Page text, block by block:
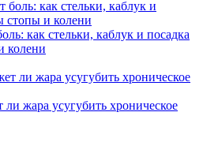
как стельки, каблук и посадка
колени
жара усугубить хроническое